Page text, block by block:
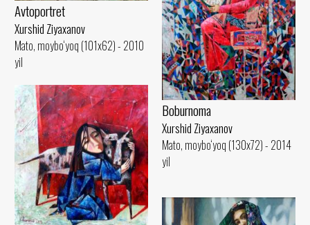
Avtoportret
Xurshid Ziyaxanov
Mato, moybo‘yoq (101x62) - 2010
yil
Boburnoma
Xurshid Ziyaxanov
Mato, moybo‘yoq (130x72) - 2014
yil